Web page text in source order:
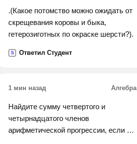
.(Какое потомство можно ожидать от
скрещевания коровы и быка,
гетерозиготных по окраске шерсти?).
S Ответил Студент
1 мин назад Алгебра
Найдите сумму четвертого и
четырнадцатого членов
арифметической прогрессии, если её